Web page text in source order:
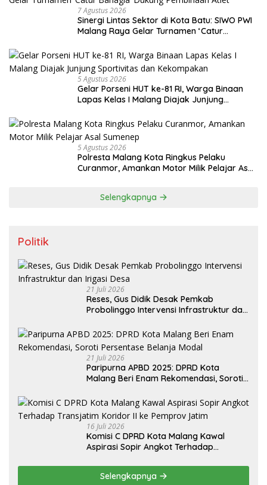
7 Agustus 2026
Sinergi Lintas Sektor di Kota Batu: SIWO PWI
Malang Raya Gelar Turnamen ‘Catur
5 Agustus 2026
Gelar Porseni HUT ke-81 RI, Warga Binaan
Lapas Kelas I Malang Diajak Junjung
5 Agustus 2026
Polresta Malang Kota Ringkus Pelaku
Curanmor, Amankan Motor Milik Pelajar Asal
Selengkapnya
Politik
21 Juli 2026
Reses, Gus Didik Desak Pemkab
Probolinggo Intervensi Infrastruktur dan
21 Juli 2026
Paripurna APBD 2025: DPRD Kota
Malang Beri Enam Rekomendasi, Soroti
16 Juli 2026
Komisi C DPRD Kota Malang Kawal
Aspirasi Sopir Angkot Terhadap
Selengkapnya